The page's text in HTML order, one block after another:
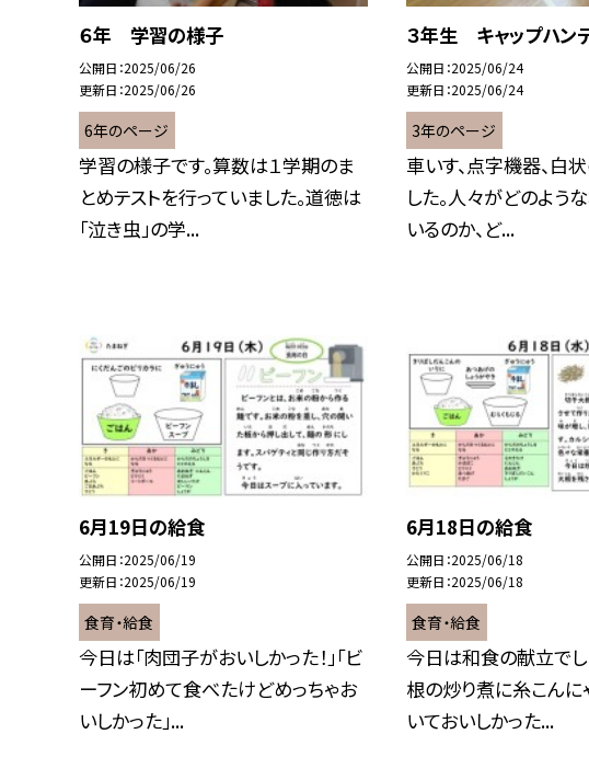
６年 学習の様子
公開日 2025/06/26
更新日 2025/06/26
6年のページ
学習の様子です。算数は１学期のま
とめテストを行っていました。道徳は
「泣き虫」の学...
３年生 キャップハン
公開日 2025/06/24
更新日 2025/06/24
3年のページ
車いす、点字機器、白
した。人々がどのよう
いるのか、ど...
6月19日の給食
公開日 2025/06/19
更新日 2025/06/19
食育・給食
今日は「肉団子がおいしかった！」「ビ
ーフン初めて食べたけどめっちゃお
いしかった」...
6月18日の給食
公開日 2025/06/18
更新日 2025/06/18
食育・給食
今日は和食の献立でし
根の炒り煮に糸こんに
いておいしかった...